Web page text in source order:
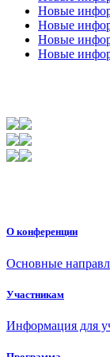
Новые
Новые
Новые
Новые
О конференции
Основные
Участникам
Информация для